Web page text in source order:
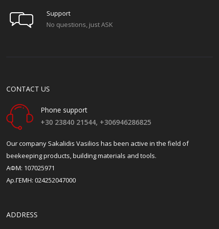
Support
No questions, just ASK
CONTACT US
Phone support
+30 23840 21544, +306946286825
Our company Sakalidis Vasilios has been active in the field of
beekeeping products, building materials and tools.
ΑΦΜ: 107025971
Αρ.ΓΕΜΗ: 024252047000
ADDRESS